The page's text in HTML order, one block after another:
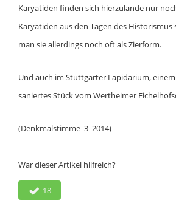
Karyatiden finden sich hierzulande nur
Karyatiden aus den Tagen des
man sie allerdings noch oft als Zierform.
Und auch im Stuttgarter Lapidarium,
saniertes Stück vom Wertheimer
(Denkmalstimme_3_2014)
War dieser Artikel hilfreich?
18